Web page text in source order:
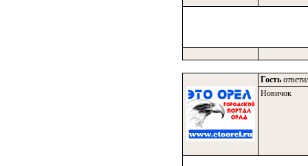
Гость
Новичок